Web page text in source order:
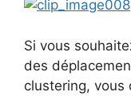
Si vous
des
clustering, vous